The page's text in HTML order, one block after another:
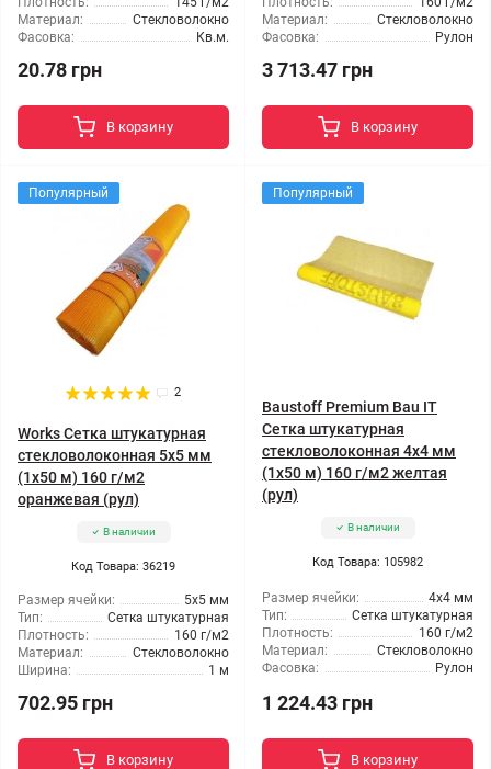
Материал:
Стекловолокно
Фасовка:
Кв.м.
20.78 грн
В корзину
Материал:
Стекловолокно
Фасовка:
Рулон
3 713.47 грн
В корзину
Популярный
2
Works Сетка штукатурная
стекловолоконная 5x5 мм
(1x50 м) 160 г/м2
оранжевая (рул)
В наличии
Код Товара: 36219
Размер ячейки:
5x5 мм
Тип:
Сетка штукатурная
Плотность:
160 г/м2
Материал:
Стекловолокно
Ширина:
1 м
702.95 грн
В корзину
Популярный
Baustoff Premium Bau IT
Сетка штукатурная
стекловолоконная 4x4 мм
(1x50 м) 160 г/м2 желтая
(рул)
В наличии
Код Товара: 105982
Размер ячейки:
4x4 мм
Тип:
Сетка штукатурная
Плотность:
160 г/м2
Материал:
Стекловолокно
Фасовка:
Рулон
1 224.43 грн
В корзину